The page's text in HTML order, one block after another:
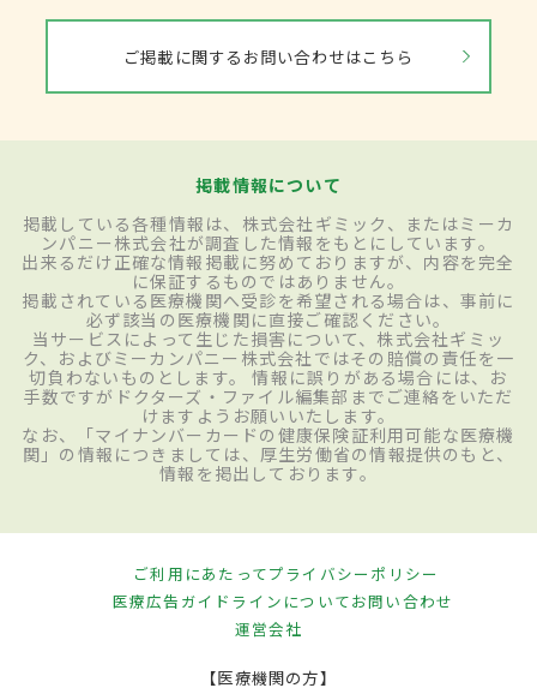
ご掲載に関するお問い合わせはこちら
掲載情報について
掲載している各種情報は、株式会社ギミック、またはミーカ
ンパニー株式会社が調査した情報をもとにしています。
出来るだけ正確な情報掲載に努めておりますが、内容を完全
に保証するものではありません。
掲載されている医療機関へ受診を希望される場合は、事前に
必ず該当の医療機関に直接ご確認ください。
当サービスによって生じた損害について、株式会社ギミッ
ク、およびミーカンパニー株式会社ではその賠償の責任を一
切負わないものとします。 情報に誤りがある場合には、お
手数ですがドクターズ・ファイル編集部までご連絡をいただ
けますようお願いいたします。
なお、「マイナンバーカードの健康保険証利用可能な医療機
関」の情報につきましては、厚生労働省の情報提供のもと、
情報を掲出しております。
ご利用にあたってプライバシーポリシー
医療広告ガイドラインについてお問い合わせ
運営会社
【医療機関の方】